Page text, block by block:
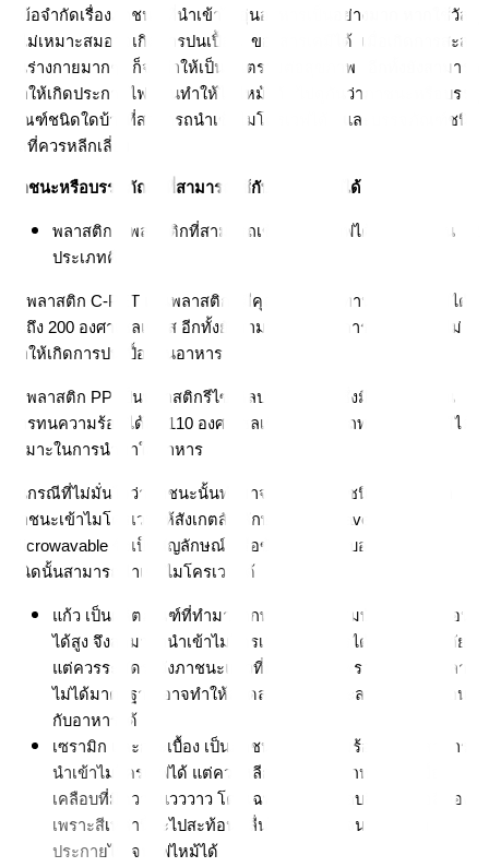
มีข้อจำกัดเรื่องภาชนะ ที่นำเข้าไปอุ่นอาหารเป็นอย่างมาก หากใช้วัสดุ
ที่ไม่เหมาะสมอาจเกิดการปนเปื้อน ของสารเคมีได้ เมื่อเกิดการสะสม
ในร่างกายมากๆ ก็จะทำให้เป็นอันตรายต่อสุขภาพ อีกทั้งยังสามารถ
ทำให้เกิดประกายไฟ จนทำให้ไฟไหม้ได้ ไปดูกันว่าภาชนะหรือบรรจุ
ภัณฑ์ชนิดใดบ้างที่สามารถนำเข้าไมโครเวฟได้ และบรรจุภัณฑ์ชนิด
ใดที่ควรหลีกเลี่ยง
ภาชนะหรือบรรจุภัณฑ์ที่สามารถใช้กับไมโครเวฟได้
พลาสติก พลาสติกที่สามารถเข้าไมโครเวฟได้นั้นมีด้วยกัน 2
ประเภทคือ
1. พลาสติก C-PET เป็นพลาสติกที่มีคุณสมบัติทนทานต่ออุณหภูมิได้
สูงถึง 200 องศาเซลเซียส อีกทั้งยังสามารถป้องกันการซึมผ่านได้ ไม่
ทำให้เกิดการปนเปื้อนในอาหาร
2. พลาสติก PP เป็นพลาสติกรีไซเคิลประเภทที่ 5 ซึ่งมีคุณสมบัติใน
การทนความร้อนได้สูง 110 องศาเซลเซียส สามารถทนต่อสารเคมีได้
เหมาะในการนำมาใส่อาหาร
ในกรณีที่ไม่มั่นใจว่าภาชนะนั้นทำมาจากพลาสติกชนิดใด ก่อนนำ
ภาชนะเข้าไมโครเวฟให้สังเกตสัญลักษณ์ Microwave Safe หรือ
Microwavable ซึ่งเป็นสัญลักษณ์ หรือข้อความที่บ่งบอกว่า ภาชนะ
ชนิดนั้นสามารถนำเข้าไมโครเวฟได้
แก้ว เป็นผลิตภัณฑ์ที่ทำมาจากทราย มีคุณสมบัติทนความร้อน
ได้สูง จึงสามารถนำเข้าไมโครเวฟอุ่นอาหารได้อย่างปลอดภัย
แต่ควรระมัดระวังภาชนะแก้วที่มีลวดลาย เพราะหากสกรีนลาย
ไม่ได้มาตรฐาน อาจทำให้ลวดลายที่สกรีนละลายและปนเปื้อน
กับอาหารได้
เซรามิก และกระเบื้อง เป็นภาชนะที่ทนความร้อนได้สูง สามารถ
นำเข้าไมโครเวฟได้ แต่ควรหลีกเลี่ยงเซรามิกหรือกระเบื้อง
เคลือบที่มีความแวววาว โดยเฉพาะการเคลือบสีเงิน หรือสีทอง
เพราะสีเหล่านี้จะไปสะท้อนคลื่นไมโครเวฟ จนทำให้เกิด
ประกายไฟ จนไฟไหม้ได้